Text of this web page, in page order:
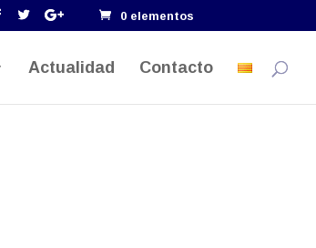
0 elementos
Actualidad Contacto